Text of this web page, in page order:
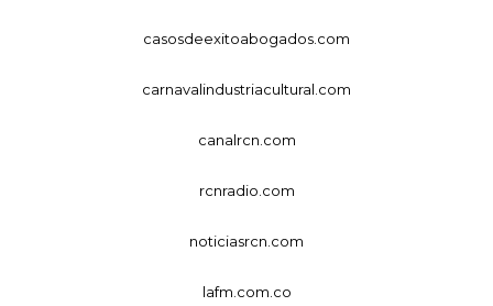
casosdeexitoabogados.com
carnavalindustriacultural.com
canalrcn.com
rcnradio.com
noticiasrcn.com
lafm.com.co